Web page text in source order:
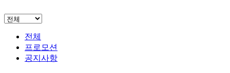
전체
프로모션
공지사항